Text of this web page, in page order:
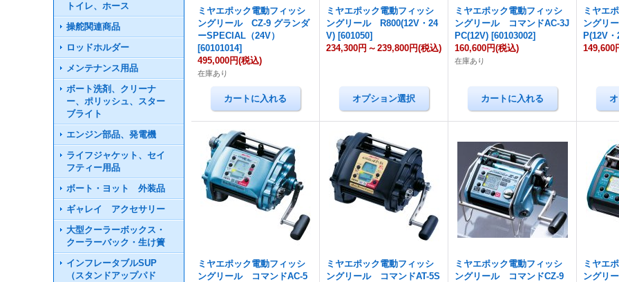
トイレ、ホース
操舵関連商品
ロッドホルダー
メンテナンス用品
ボート洗剤、クリーナ
ー、ポリッシュ、スター
ブライト
エンジン部品、発電機
ライフジャケット、セイ
フティー用品
ボート・ヨット 外装品
ギャレイ アクセサリー
大型クーラーボックス・
クーラーバック・生け簀
インフレータブルSUP
（スタンドアップパド
ミヤエポック電動フィッシ
ングリール CZ-9 グランダ
ーSPECIAL（24V）
[60101014]
495,000円(税込)
在庫あり
ミヤエポック電動フィッシ
ングリール R800(12V・24
V) [601050]
234,300円 ～ 239,800円(税込)
ミヤエポック電動フィッシ
ングリール コマンドAC-3J
PC(12V) [60103002]
160,600円(税込)
在庫あり
ミヤエ
ングリ
P(12V
149,600
ミヤエポック電動フィッシ
ングリール コマンドAC-5
ミヤエポック電動フィッシ
ングリール コマンドAT-5S
ミヤエポック電動フィッシ
ングリール コマンドCZ-9
ミヤエ
ングリ